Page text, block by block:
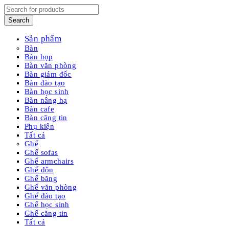
Sản phẩm
Bàn
Bàn họp
Bàn văn phòng
Bàn giám đốc
Bàn đào tạo
Bàn học sinh
Bàn nâng hạ
Bàn cafe
Bàn căng tin
Phụ kiện
Tất cả
Ghế
Ghế sofas
Ghế armchairs
Ghế đôn
Ghế băng
Ghế văn phòng
Ghế đào tạo
Ghế học sinh
Ghế căng tin
Tất cả